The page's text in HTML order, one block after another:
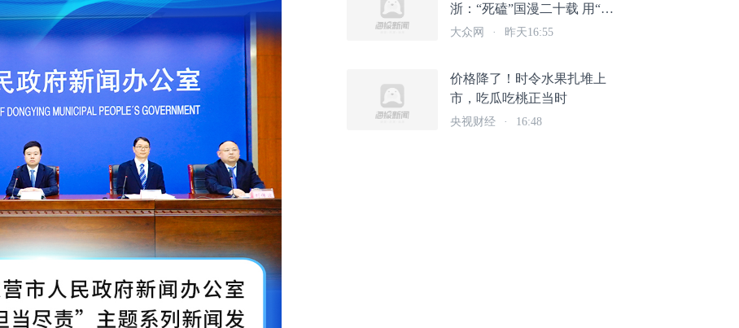
浙：“死磕”国漫二十载 用“新
视觉”讲述长清故事
大众网 · 昨天16:55
价格降了！时令水果扎堆上
市，吃瓜吃桃正当时
央视财经 · 16:48